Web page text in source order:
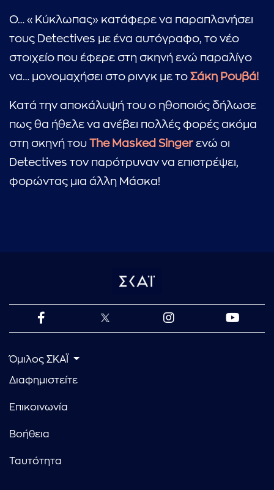
Ο… «Κύκλωπας» κατάφερε να παραπλανήσει
τους Detectives με ένα αυτόγραφο, το νέο
στοιχείο που έφερε στη σκηνή ενώ παραλίγο
να… μονομαχήσει στο ρινγκ με το Σάκη Ρουβά!
Κατά την αποκάλυψή του ο ηθοποιός δήλωσε
πως θα ήθελε να ανέβει πολλές φορές ακόμα
στη σκηνή του The Masked Singer ενώ οι
Detectives τον παρότρυναν να επιστρέψει,
φορώντας μια άλλη Μάσκα!
Όμιλος ΣΚΑΪ
Διαφημιστείτε
Επικοινωνία
Βοήθεια
Ταυτότητα